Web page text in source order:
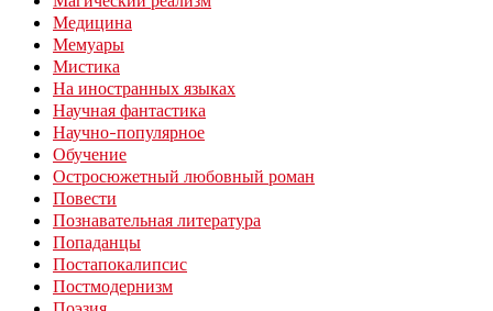
Медицина
Мемуары
Мистика
На иностранных языках
Научная фантастика
Научно-популярное
Обучение
Остросюжетный любовный роман
Повести
Познавательная литература
Попаданцы
Постапокалипсис
Постмодернизм